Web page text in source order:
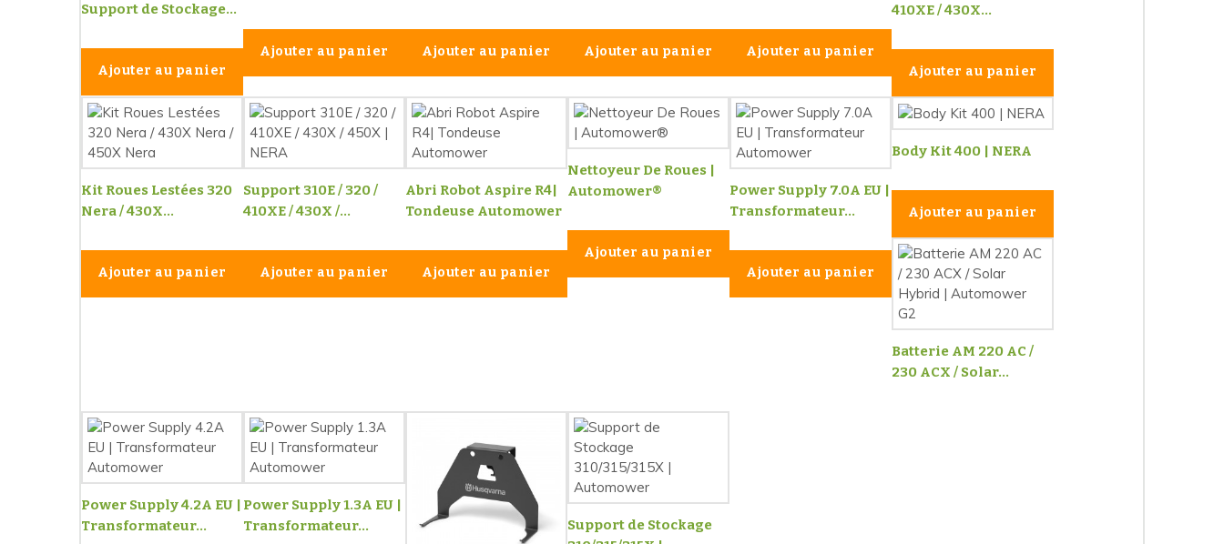
Support de Stockage...
Ajouter au panier
Ajouter au panier Ajouter au panier Ajouter au panier Ajouter au panier
410XE / 430X...
Ajouter au panier
Kit Roues Lestées 320
Nera / 430X...
Ajouter au panier
Support 310E / 320 /
410XE / 430X /...
Ajouter au panier
Abri Robot Aspire R4|
Tondeuse Automower
Ajouter au panier
Nettoyeur De Roues |
Automower®
Ajouter au panier
Power Supply 7.0A EU |
Transformateur...
Ajouter au panier
Body Kit 400 | NERA
Ajouter au panier
Batterie AM 220 AC /
230 ACX / Solar...
Power Supply 4.2A EU |
Transformateur...
Power Supply 1.3A EU |
Transformateur...
Support de Stockage